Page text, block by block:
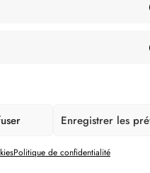
Enregistrer les
Politique de confidentialité